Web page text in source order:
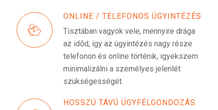
ONLINE / TELEFONOS ÜGYINTÉZÉS
Tisztában vagyok vele, mennyire drága
az időd, így az ügyintézés nagy része
telefonon és online történik, igyekszem
minimalizálni a személyes jelenlét
szükségességét.
HOSSZÚ TÁVÚ ÜGYFÉLGONDOZÁS